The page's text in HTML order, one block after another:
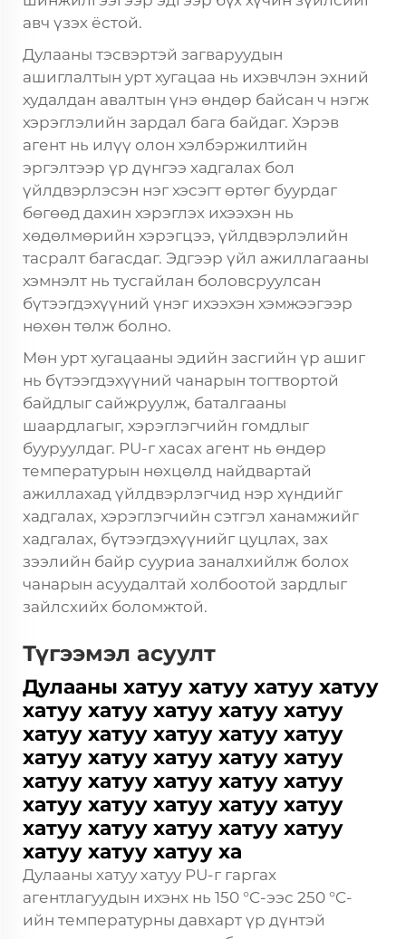
авч үзэх ёстой.
Дулааны тэсвэртэй загваруудын
ашиглалтын урт хугацаа нь ихэвчлэн эхний
худалдан авалтын үнэ өндөр байсан ч нэгж
хэрэглэлийн зардал бага байдаг. Хэрэв
агент нь илүү олон хэлбэржилтийн
эргэлтээр үр дүнгээ хадгалах бол
үйлдвэрлэсэн нэг хэсэгт өртөг буурдаг
бөгөөд дахин хэрэглэх ихээхэн нь
хөдөлмөрийн хэрэгцээ, үйлдвэрлэлийн
тасралт багасдаг. Эдгээр үйл ажиллагааны
хэмнэлт нь тусгайлан боловсруулсан
бүтээгдэхүүний үнэг ихээхэн хэмжээгээр
нөхөн төлж болно.
Мөн урт хугацааны эдийн засгийн үр ашиг
нь бүтээгдэхүүний чанарын тогтвортой
байдлыг сайжруулж, баталгааны
шаардлагыг, хэрэглэгчийн гомдлыг
бууруулдаг. PU-г хасах агент нь өндөр
температурын нөхцөлд найдвартай
ажиллахад үйлдвэрлэгчид нэр хүндийг
хадгалах, хэрэглэгчийн сэтгэл ханамжийг
хадгалах, бүтээгдэхүүнийг цуцлах, зах
зээлийн байр сууриа заналхийлж болох
чанарын асуудалтай холбоотой зардлыг
зайлсхийх боломжтой.
Түгээмэл асуулт
Дулааны хатуу хатуу хатуу хатуу
хатуу хатуу хатуу хатуу хатуу
хатуу хатуу хатуу хатуу хатуу
хатуу хатуу хатуу хатуу хатуу
хатуу хатуу хатуу хатуу хатуу
хатуу хатуу хатуу хатуу хатуу
хатуу хатуу хатуу хатуу хатуу
хатуу хатуу хатуу ха
Дулааны хатуу хатуу PU-г гаргах
агентлагуудын ихэнх нь 150 °C-ээс 250 °C-
ийн температурны давхарт үр дүнтэй